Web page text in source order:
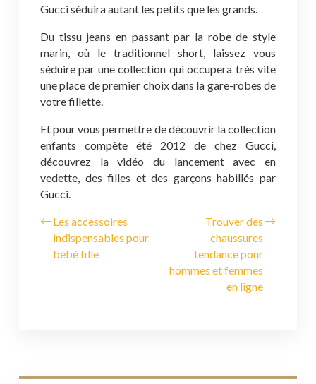
Gucci séduira autant les petits que les grands.
Du tissu jeans en passant par la robe de style
marin, où le traditionnel short, laissez vous
séduire par une collection qui occupera très vite
une place de premier choix dans la gare-robes de
votre fillette.
Et pour vous permettre de découvrir la collection
enfants compète été 2012 de chez Gucci,
découvrez la vidéo du lancement avec en
vedette, des filles et des garçons habillés par
Gucci.
Les accessoires
indispensables pour
bébé fille
Trouver des
chaussures
tendance pour
hommes et femmes
en ligne